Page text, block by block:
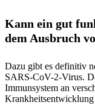
Kann ein gut
dem Ausbruch
Dazu gibt es definitiv
SARS-CoV-2-Virus.
Immunsystem an